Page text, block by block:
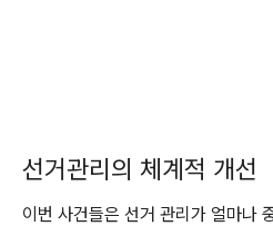
선거관리의 체계적 개선
이번 사건들은 선거 관리가 얼마나